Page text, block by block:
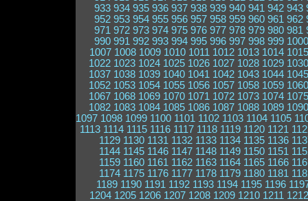
933 934 935 936 937 938 939 940 941 942 943
952 953 954 955 956 957 958 959 960 961 962
971 972 973 974 975 976 977 978 979 980 981
990 991 992 993 994 995 996 997 998 999 1000
1007 1008 1009 1010 1011 1012 1013 1014 1015
1022 1023 1024 1025 1026 1027 1028 1029 1030
1037 1038 1039 1040 1041 1042 1043 1044 1045
1052 1053 1054 1055 1056 1057 1058 1059 1060
1067 1068 1069 1070 1071 1072 1073 1074 1075
1082 1083 1084 1085 1086 1087 1088 1089 1090
1097 1098 1099 1100 1101 1102 1103 1104 1105
1113 1114 1115 1116 1117 1118 1119 1120 1121
1129 1130 1131 1132 1133 1134 1135 1136
1144 1145 1146 1147 1148 1149 1150 1151
1159 1160 1161 1162 1163 1164 1165 1166
1174 1175 1176 1177 1178 1179 1180 1181
1189 1190 1191 1192 1193 1194 1195 1196
1204 1205 1206 1207 1208 1209 1210 1211 1212